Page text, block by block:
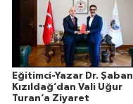
Eğitimci-Yazar Dr. Şaban
Kızıldağ’dan Vali Uğur
Turan’a Ziyaret